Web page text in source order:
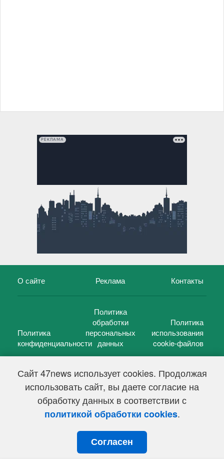
Сайт 47news использует cookies. Продолжая
использовать сайт, вы даете согласие на
обработку данных в соответствии с
политикой обработки cookies.
Согласен
РЕКЛАМА
О сайте Реклама Контакты
Политика
конфиденциальности
Политика
обработки
персональных
данных
Политика
использования
cookie-файлов
47 новостей (47 news)2005 — 2026 г.
Свидетельство о регистрации СМИ Эл № ФС 77-39848, выдано
Федеральной службой по надзору в сфере связи,
информационных технологий и массовых коммуникаций